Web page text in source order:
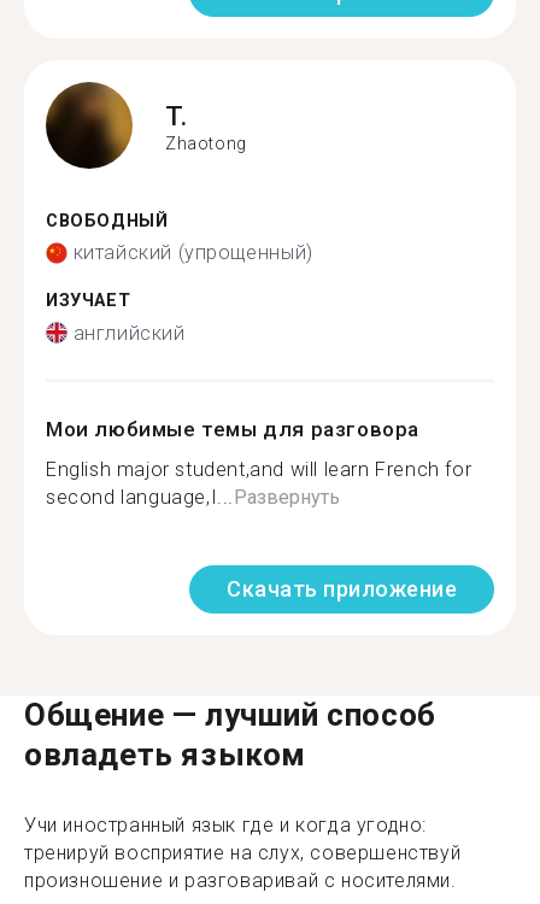
T.
Zhaotong
СВОБОДНЫЙ
китайский (упрощенный)
ИЗУЧАЕТ
английский
Мои любимые темы для разговора
English major student,and will learn French for
second language,I... Развернуть
Скачать приложение
Общение — лучший способ
овладеть языком
Учи иностранный язык где и когда угодно:
тренируй восприятие на слух, совершенствуй
произношение и разговаривай с носителями.